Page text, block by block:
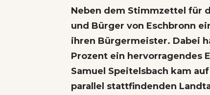
Neben dem Stimmzettel für
und Bürger von Eschbronn
ihren Bürgermeister. Dabei
Prozent ein hervorragendes
Samuel Speitelsbach kam
parallel stattfindenden